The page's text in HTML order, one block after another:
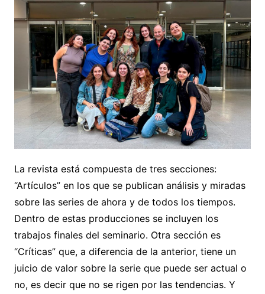
La revista está compuesta de tres secciones:
“Artículos” en los que se publican análisis y miradas
sobre las series de ahora y de todos los tiempos.
Dentro de estas producciones se incluyen los
trabajos finales del seminario. Otra sección es
“Críticas” que, a diferencia de la anterior, tiene un
juicio de valor sobre la serie que puede ser actual o
no, es decir que no se rigen por las tendencias. Y